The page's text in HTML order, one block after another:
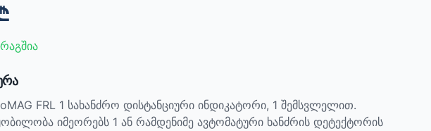
FRL 1 სახანძრო დისტანციური ინდიკატორი, 1 შემსვლელით.
იმეორებს 1 ან რამდენიმე ავტომატური ხანძრის დეტექტორის